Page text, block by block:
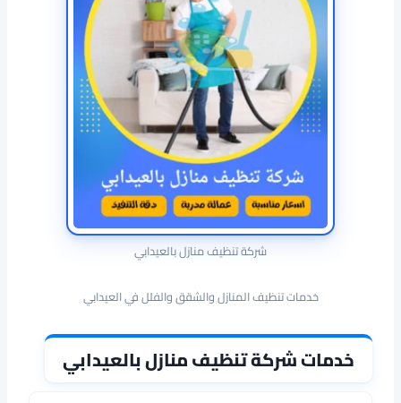
شركة تنظيف منازل بالعيدابي
خدمات تنظيف المنازل والشقق والفلل في العيدابي
خدمات شركة تنظيف منازل بالعيدابي